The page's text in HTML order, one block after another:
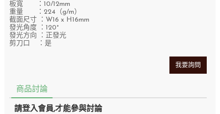
板寬 ：10/12mm
重量 ：224（g/m）
截面尺寸 ：W16 x H16mm
發光角度 ：120°
發光方向 ：正發光
剪刀口 ：是
我要詢問
商品討論
請登入會員,才能參與討論